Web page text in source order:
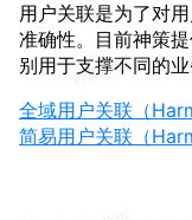
用户关联是为了对
准确性。目前神策
别用于支撑不同的业
全域用户关联（
简易用户关联（